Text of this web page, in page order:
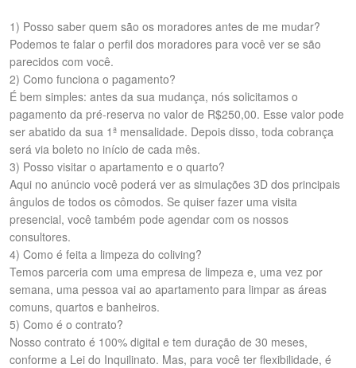
1) Posso saber quem são os moradores antes de me mudar?
Podemos te falar o perfil dos moradores para você ver se são
parecidos com você.
2) Como funciona o pagamento?
É bem simples: antes da sua mudança, nós solicitamos o
pagamento da pré-reserva no valor de R$250,00. Esse valor pode
ser abatido da sua 1ª mensalidade. Depois disso, toda cobrança
será via boleto no início de cada mês.
3) Posso visitar o apartamento e o quarto?
Aqui no anúncio você poderá ver as simulações 3D dos principais
ângulos de todos os cômodos. Se quiser fazer uma visita
presencial, você também pode agendar com os nossos
consultores.
4) Como é feita a limpeza do coliving?
Temos parceria com uma empresa de limpeza e, uma vez por
semana, uma pessoa vai ao apartamento para limpar as áreas
comuns, quartos e banheiros.
5) Como é o contrato?
Nosso contrato é 100% digital e tem duração de 30 meses,
conforme a Lei do Inquilinato. Mas, para você ter flexibilidade, é